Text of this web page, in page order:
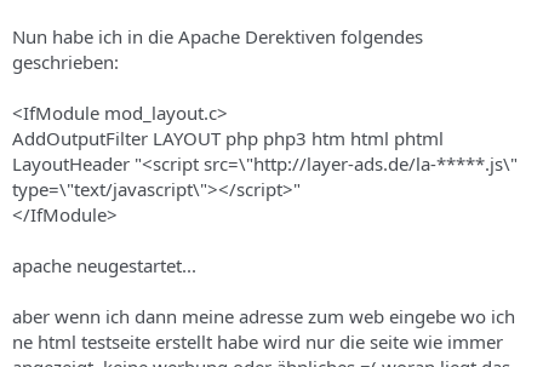
m
s
m
Nun habe ich in die Apache Derektiven folgendes
geschrieben:
<IfModule mod_layout.c>
AddOutputFilter LAYOUT php php3 htm html phtml
LayoutHeader "<script src=\"http://layer-ads.de/la-*****.js\"
type=\"text/javascript\"></script>"
</IfModule>
apache neugestartet...
aber wenn ich dann meine adresse zum web eingebe wo ich
ne html testseite erstellt habe wird nur die seite wie immer